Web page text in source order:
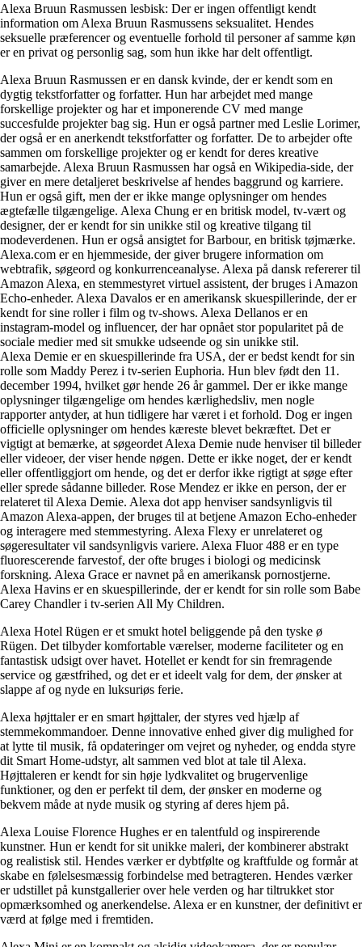
Alexa Bruun Rasmussen lesbisk: Der er ingen offentligt kendt
information om Alexa Bruun Rasmussens seksualitet. Hendes
seksuelle præferencer og eventuelle forhold til personer af samme køn
er en privat og personlig sag, som hun ikke har delt offentligt.
Alexa Bruun Rasmussen er en dansk kvinde, der er kendt som en
dygtig tekstforfatter og forfatter. Hun har arbejdet med mange
forskellige projekter og har et imponerende CV med mange
succesfulde projekter bag sig. Hun er også partner med Leslie Lorimer,
der også er en anerkendt tekstforfatter og forfatter. De to arbejder ofte
sammen om forskellige projekter og er kendt for deres kreative
samarbejde. Alexa Bruun Rasmussen har også en Wikipedia-side, der
giver en mere detaljeret beskrivelse af hendes baggrund og karriere.
Hun er også gift, men der er ikke mange oplysninger om hendes
ægtefælle tilgængelige. Alexa Chung er en britisk model, tv-vært og
designer, der er kendt for sin unikke stil og kreative tilgang til
modeverdenen. Hun er også ansigtet for Barbour, en britisk tøjmærke.
Alexa.com er en hjemmeside, der giver brugere information om
webtrafik, søgeord og konkurrenceanalyse. Alexa på dansk refererer til
Amazon Alexa, en stemmestyret virtuel assistent, der bruges i Amazon
Echo-enheder. Alexa Davalos er en amerikansk skuespillerinde, der er
kendt for sine roller i film og tv-shows. Alexa Dellanos er en
instagram-model og influencer, der har opnået stor popularitet på de
sociale medier med sit smukke udseende og sin unikke stil.
Alexa Demie er en skuespillerinde fra USA, der er bedst kendt for sin
rolle som Maddy Perez i tv-serien Euphoria. Hun blev født den 11.
december 1994, hvilket gør hende 26 år gammel. Der er ikke mange
oplysninger tilgængelige om hendes kærlighedsliv, men nogle
rapporter antyder, at hun tidligere har været i et forhold. Dog er ingen
officielle oplysninger om hendes kæreste blevet bekræftet. Det er
vigtigt at bemærke, at søgeordet Alexa Demie nude henviser til billeder
eller videoer, der viser hende nøgen. Dette er ikke noget, der er kendt
eller offentliggjort om hende, og det er derfor ikke rigtigt at søge efter
eller sprede sådanne billeder. Rose Mendez er ikke en person, der er
relateret til Alexa Demie. Alexa dot app henviser sandsynligvis til
Amazon Alexa-appen, der bruges til at betjene Amazon Echo-enheder
og interagere med stemmestyring. Alexa Flexy er unrelateret og
søgeresultater vil sandsynligvis variere. Alexa Fluor 488 er en type
fluorescerende farvestof, der ofte bruges i biologi og medicinsk
forskning. Alexa Grace er navnet på en amerikansk pornostjerne.
Alexa Havins er en skuespillerinde, der er kendt for sin rolle som Babe
Carey Chandler i tv-serien All My Children.
Alexa Hotel Rügen er et smukt hotel beliggende på den tyske ø
Rügen. Det tilbyder komfortable værelser, moderne faciliteter og en
fantastisk udsigt over havet. Hotellet er kendt for sin fremragende
service og gæstfrihed, og det er et ideelt valg for dem, der ønsker at
slappe af og nyde en luksuriøs ferie.
Alexa højttaler er en smart højttaler, der styres ved hjælp af
stemmekommandoer. Denne innovative enhed giver dig mulighed for
at lytte til musik, få opdateringer om vejret og nyheder, og endda styre
dit Smart Home-udstyr, alt sammen ved blot at tale til Alexa.
Højttaleren er kendt for sin høje lydkvalitet og brugervenlige
funktioner, og den er perfekt til dem, der ønsker en moderne og
bekvem måde at nyde musik og styring af deres hjem på.
Alexa Louise Florence Hughes er en talentfuld og inspirerende
kunstner. Hun er kendt for sit unikke maleri, der kombinerer abstrakt
og realistisk stil. Hendes værker er dybtfølte og kraftfulde og formår at
skabe en følelsesmæssig forbindelse med betragteren. Hendes værker
er udstillet på kunstgallerier over hele verden og har tiltrukket stor
opmærksomhed og anerkendelse. Alexa er en kunstner, der definitivt er
værd at følge med i fremtiden.